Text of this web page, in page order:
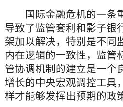
国际金融危机的一条重
导致了监管套利和影子银
架加以解决，特别是不同
内在逻辑的一致性，监管
管协调机制的建立是一个
增长的中央宏观调控工具
样才能够发挥出预期的政